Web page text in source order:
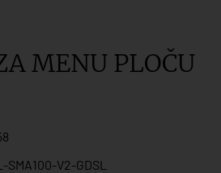
MENU PLOČU
SMA100-V2-GDSL